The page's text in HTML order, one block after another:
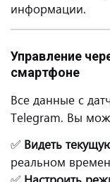
информации.
Управление
смартфоне
Все данные с
Telegram. Вы
✅ Видеть
реальном